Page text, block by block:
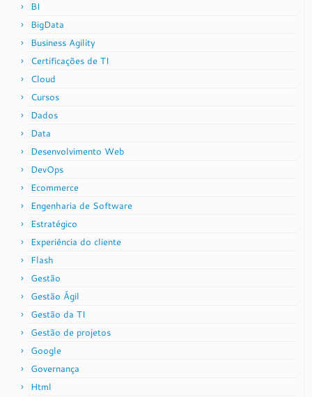
BI
BigData
Business Agility
Certificações de TI
Cloud
Cursos
Dados
Data
Desenvolvimento Web
DevOps
Ecommerce
Engenharia de Software
Estratégico
Experiência do cliente
Flash
Gestão
Gestão Ágil
Gestão da TI
Gestão de projetos
Google
Governança
Html